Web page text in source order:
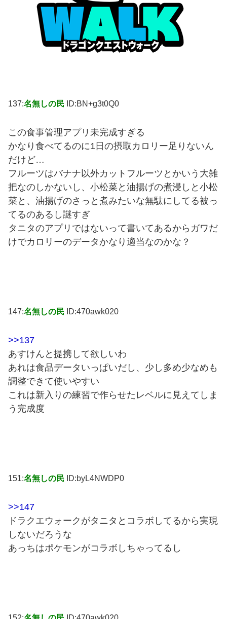
137:名無しの民 ID:BN+g3t0Q0
この食事管理アプリ未完成すぎる
かなり食べてるのに1日の摂取カロリー足りないん
だけど…
フルーツはバナナ以外カットフルーツとかいう大雑
把なのしかないし、小松菜と油揚げの煮浸しと小松
菜と、油揚げのさっと煮みたいな無駄にしてる被っ
てるのあるし謎すぎ
タニタのアプリではないって書いてあるからガワだ
けでカロリーのデータかなり適当なのかな？
147:名無しの民 ID:470awk020
>>137
あすけんと提携して欲しいわ
あれは食品データいっぱいだし、少し多め少なめも
調整できて使いやすい
これは新入りの練習で作らせたレベルに見えてしま
う完成度
151:名無しの民 ID:byL4NWDP0
>>147
ドラクエウォークがタニタとコラボしてるから実現
しないだろうな
あっちはポケモンがコラボしちゃってるし